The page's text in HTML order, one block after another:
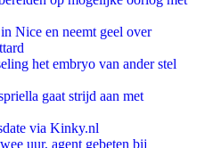
Nice en neemt geel over
het embryo van ander stel
gaat strijd aan met
via Kinky.nl
uur, agent gebeten bij